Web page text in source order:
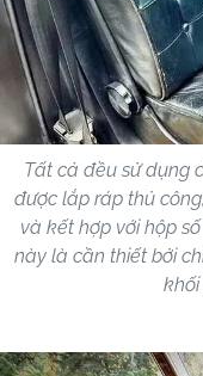
Tất cả đều sử dụng
được lắp ráp thủ
và kết hợp với hộp
này là cần thiết bởi
khối